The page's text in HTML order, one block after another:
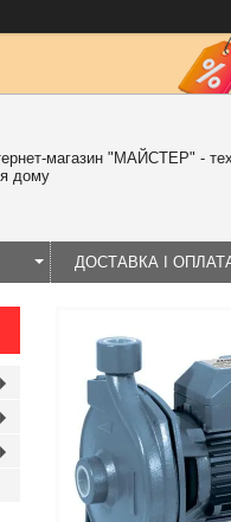
магазин "МАЙСТЕР" -
дому
ДОСТАВКА І